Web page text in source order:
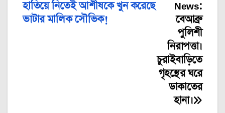
navigation
News:
বেআব্রু
পুলিশী
নিরাপত্তা।
চুরাইবাড়িতে
গৃহস্থের ঘরে
ডাকাতের
হানা।
হাতিয়ে নিতেই আশীষকে খুন করেছে
ভাটার মালিক সৌভিক!